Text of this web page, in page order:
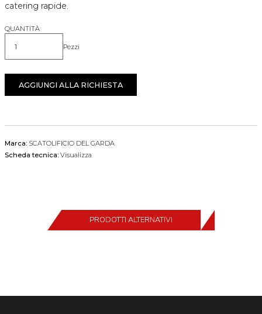
catering rapide.
QUANTITÀ
Quantità Pezzi
AGGIUNGI ALLA RICHIESTA
Marca: SCATOLIFICIO DEL GARDA
Scheda tecnica: Visualizza
PRODOTTI ALTERNATIVI